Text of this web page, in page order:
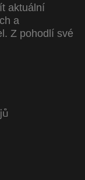
aktuální
a
Z pohodlí své